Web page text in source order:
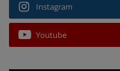
Instagram
Youtube